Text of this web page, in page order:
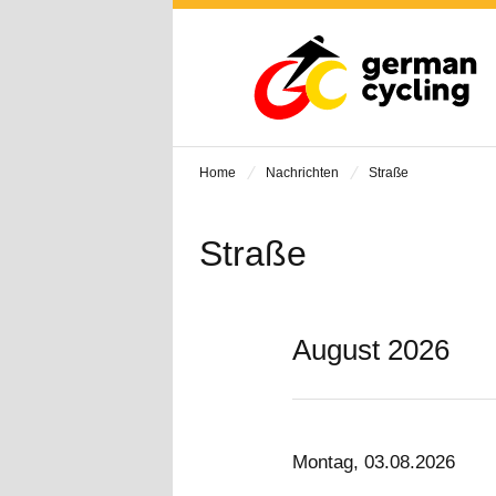
Home Nachrichten Straße
Straße
August 2026
Montag, 03.08.2026